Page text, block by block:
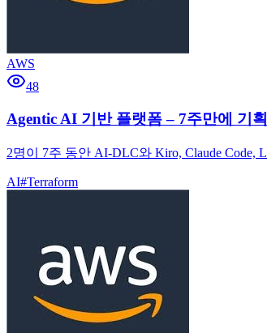
AWS
48
Agentic AI 기반 플랫폼 – 7주만에 기
2명이 7주 동안 AI-DLC와 Kiro, Claude
AI#Terraform